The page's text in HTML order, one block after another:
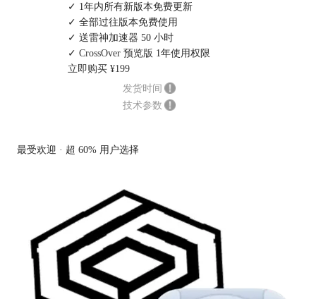
✓ 1年内所有新版本免费更新
✓ 全部过往版本免费使用
✓ 送雷神加速器 50 小时
✓ CrossOver 预览版 1年使用权限
立即购买 ¥199
发货时间
技术参数
最受欢迎 · 超 60% 用户选择